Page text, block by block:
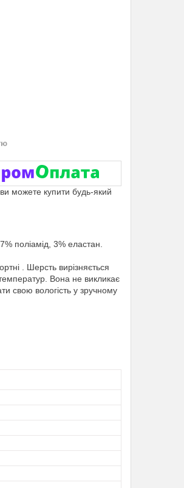
можете купити будь-який
поліамід, 3% еластан.
. Шерсть вирізняється
Вона не викликає
свою вологість у зручному